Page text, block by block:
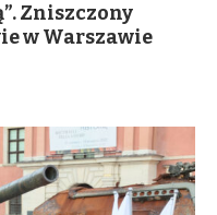
Zniszczony
w Warszawie